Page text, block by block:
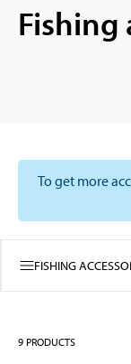
Fishing
To get more
FISHING
9 PRODUCTS